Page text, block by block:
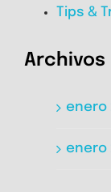
Tips &
Archivos
enero
enero